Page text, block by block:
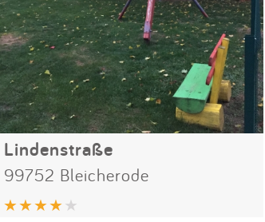
Lindenstraße
99752 Bleicherode